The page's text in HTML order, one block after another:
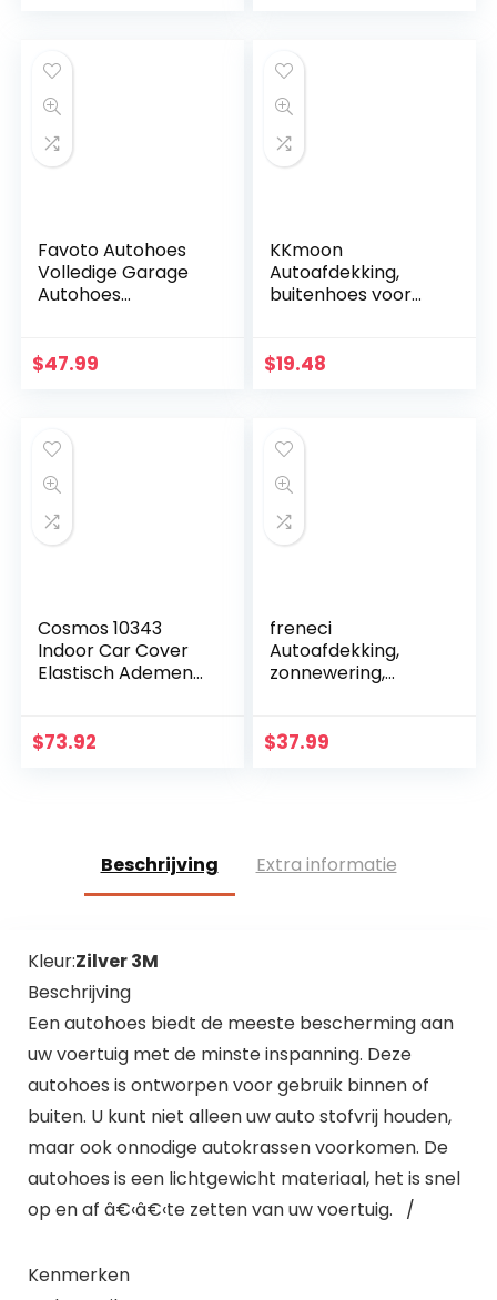
Favoto Autohoes
Volledige Garage
Autohoes
Waterdichte
$47.99
KKmoon
Autoafdekking,
buitenhoes voor
uv-bescherming,
$19.48
Cosmos 10343
Indoor Car Cover
Elastisch Ademend
Bescherming
$73.92
freneci
Autoafdekking,
zonnewering,
afdekzeil,
$37.99
Beschrijving Extra informatie
Kleur:Zilver 3M
Beschrijving
Een autohoes biedt de meeste bescherming aan
uw voertuig met de minste inspanning. Deze
autohoes is ontworpen voor gebruik binnen of
buiten. U kunt niet alleen uw auto stofvrij houden,
maar ook onnodige autokrassen voorkomen. De
autohoes is een lichtgewicht materiaal, het is snel
op en af â€‹â€‹te zetten van uw voertuig. /
Kenmerken